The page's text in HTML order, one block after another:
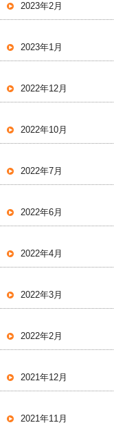
2023年2月
2023年1月
2022年12月
2022年10月
2022年7月
2022年6月
2022年4月
2022年3月
2022年2月
2021年12月
2021年11月